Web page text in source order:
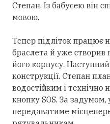
Степан. Із бабусею він
мовою.
Тепер підліток
браслета й уже створив
його корпусу.
конструкції. Степан
водостійким і
кнопку SOS. За задумом,
передаватиме